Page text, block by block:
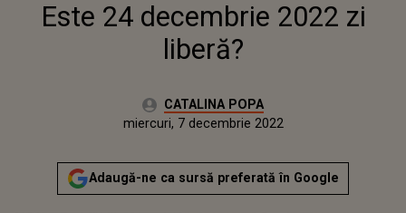
Este 24 decembrie 2022 zi
liberă?
Autor:CATALINA POPA
miercuri, 7 decembrie 2022
Actualizat:
miercuri, 7 decembrie 2022
Adaugă-ne ca sursă preferată în Google